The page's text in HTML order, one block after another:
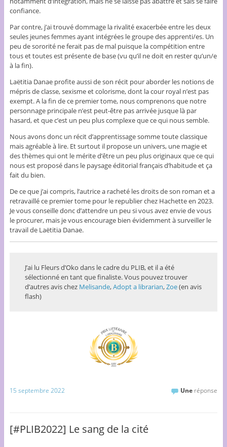
confiance.
Par contre, j’ai trouvé dommage la rivalité exacerbée entre les deux
seules jeunes femmes ayant intégrées le groupe des apprenti/es. Un
peu de sororité ne ferait pas de mal puisque la compétition entre
tous et toutes est présente de base (vu qu’il ne doit en rester qu’un/e
à la fin).
Laëtitia Danae profite aussi de son récit pour aborder les notions de
mépris de classe, sexisme et colorisme, dont la cour royal n’est pas
exempt. A la fin de ce premier tome, nous comprenons que notre
personnage principale n’est peut-être pas arrivée jusque là par
hasard, et que c’est un peu plus complexe que ce qui nous semble.
Nous avons donc un récit d’apprentissage somme toute classique
mais agréable à lire. Et surtout il propose un univers, une magie et
des thèmes qui ont le mérite d’être un peu plus originaux que ce qui
nous est proposé dans le paysage éditorial français d’habitude et ça
fait du bien.
De ce que j’ai compris, l’autrice a racheté les droits de son roman et a
retravaillé ce premier tome pour le republier chez Hachette en 2023.
Je vous conseille donc d’attendre un peu si vous avez envie de vous
le procurer, mais je vous encourage bien évidemment à surveiller le
travail de Laëtitia Danae.
J’ai lu Fleurs d’Oko dans le cadre du PLIB, et il a été
sélectionné en tant que finaliste. Vous pouvez trouver
d’autres avis chez Melisande,Adopt a librarian,Zoe(en avis
flash)
15 septembre 2022 Une réponse
[#PLIB2022] Le sang de la cité